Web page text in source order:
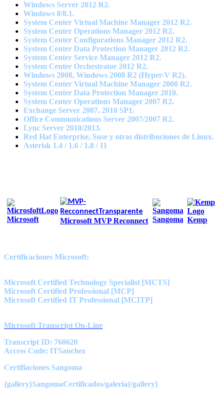
Windows Server 2012 R2.
Windows 8/8.1.
System Center Virtual Machine Manager 2012 R2.
System Center Operations Manager 2012 R2.
System Center Configurations Manager 2012 R2.
System Center Data Protection Manager 2012 R2.
System Center Service Manager 2012 R2.
System Center Orchestrator 2012 R2.
Windows 2008, Windows 2008 R2 (Hyper-V R2).
System Center Virtual Machine Manager 2008 R2.
System Center Data Protection Manager 2010.
System Center Operations Manager 2007 R2.
Exchange Server 2007, 2010 SP1.
Office Communications Server 2007/2007 R2.
Lync Server 2010/2013.
Red Hat Enterprise, Suse y otras distribuciones de Linux.
Asterisk 1.4 / 1.6 / 1.8 / 11
Microsoft Microsoft MVP Reconnect Sangoma Kemp
Certificaciones Microsoft:
Microsoft Certified Technology Specialist [MCTS]
Microsoft Certified Professional [MCP]
Microsoft Certified IT Professional [MCITP]
Microsoft Transcript On-Line
Transcript ID: 760620
Access Code: ITSanchez
Certifiaciones Sangoma
{gallery}SangomaCertificados/galeria{/gallery}